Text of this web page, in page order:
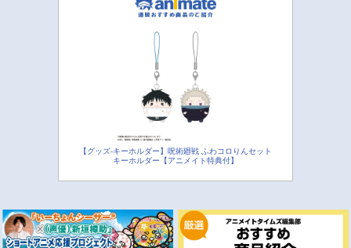
【グッズ-キーホルダー】呪術廻戦 ふわコロりんセット
キーホルダー【アニメイト特典付】